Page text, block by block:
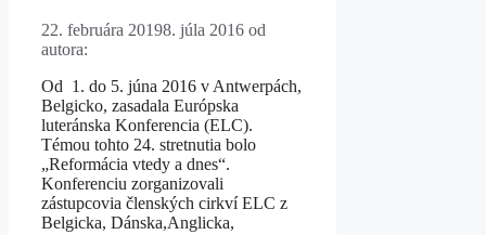
22. februára 20198. júla 2016 od
autora:
Od 1. do 5. júna 2016 v Antwerpách,
Belgicko, zasadala Európska
luteránska Konferencia (ELC).
Témou tohto 24. stretnutia bolo
„Reformácia vtedy a dnes“.
Konferenciu zorganizovali
zástupcovia členských cirkví ELC z
Belgicka, Dánska,Anglicka,